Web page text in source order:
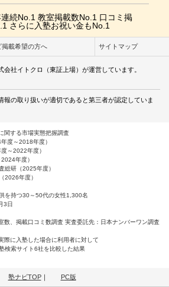
掲載希望の方へ サイトマップ
会社イトクロ（東証上場）が運営しています。
報の取り扱いが適切であると第三者が認定していま
関する市場実態把握調査
度～2018年度）
～2022年度）
年度）
総研（2025年度）
2026年度）
持つ30～50代の女性1,300名
3日
、掲載口コミ数調査 実査委託先：日本ナンバーワン調査
に入塾した場合に利用者に対して
検索サイト6社を比較した結果
塾ナビTOP｜ PC版